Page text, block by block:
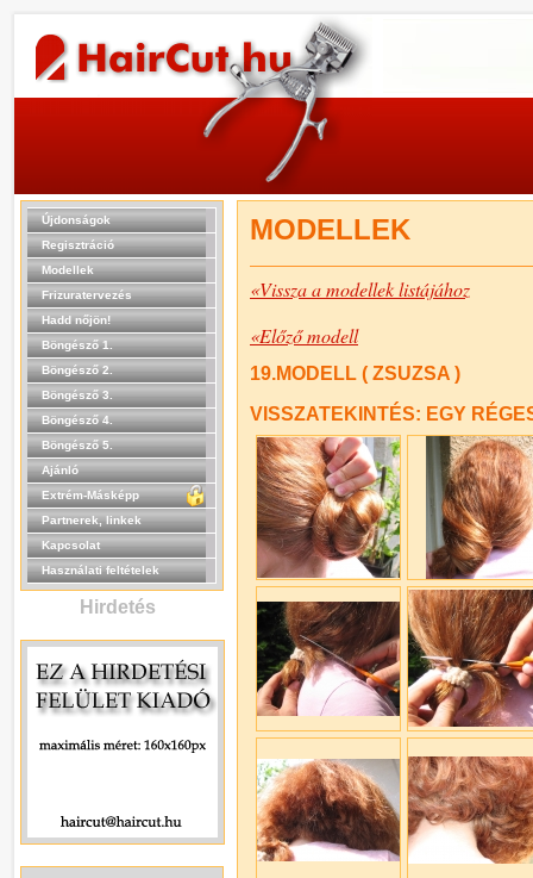
Újdonságok
Regisztráció
Modellek
Frizuratervezés
Hadd nőjön!
Böngésző 1.
Böngésző 2.
Böngésző 3.
Böngésző 4.
Böngésző 5.
Ajánló
Extrém-Másképp
Partnerek, linkek
Kapcsolat
Használati feltételek
Hirdetés
MODELLEK
«Vissza a modellek listájához
«Előző modell
19.MODELL ( ZSUZSA )
VISSZATEKINTÉS: EGY